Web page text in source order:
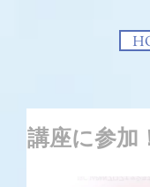
講座に参加